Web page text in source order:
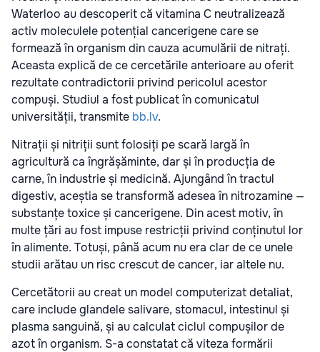
Waterloo au descoperit că vitamina C neutralizează
activ moleculele potențial cancerigene care se
formează în organism din cauza acumulării de nitrați.
Aceasta explică de ce cercetările anterioare au oferit
rezultate contradictorii privind pericolul acestor
compuși. Studiul a fost publicat în comunicatul
universității, transmite bb.lv.
Nitrații și nitriții sunt folosiți pe scară largă în
agricultură ca îngrășăminte, dar și în producția de
carne, în industrie și medicină. Ajungând în tractul
digestiv, aceștia se transformă adesea în nitrozamine —
substanțe toxice și cancerigene. Din acest motiv, în
multe țări au fost impuse restricții privind conținutul lor
în alimente. Totuși, până acum nu era clar de ce unele
studii arătau un risc crescut de cancer, iar altele nu.
Cercetătorii au creat un model computerizat detaliat,
care include glandele salivare, stomacul, intestinul și
plasma sanguină, și au calculat ciclul compușilor de
azot în organism. S-a constatat că viteza formării